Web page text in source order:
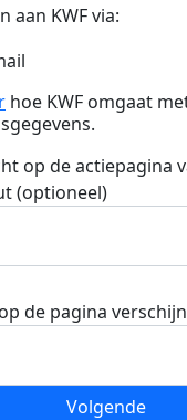
aan KWF via:
hoe KWF omgaat
op de actiepagina
(optioneel)
de pagina
Volgende